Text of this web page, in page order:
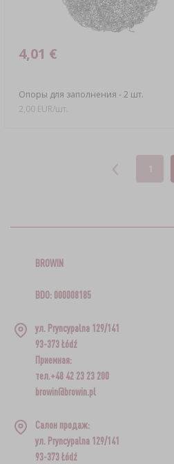
Oпоры для заполнения - 2 шт.
4,01 €
2,00 EUR/шт.
1
BROWIN
BDO: 000008185
ул. Pryncypalna 129/141
93-373 Łódź
Приемная:
тел.+48 42 23 23 200
browin@browin.pl
Салон продаж:
ул. Pryncypalna 129/141
93-373 Łódź